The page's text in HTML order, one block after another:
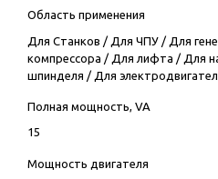
Область применения
Для Станков / Для ЧПУ/ Для
компрессора / Для лифта / Для
шпинделя / Для
Полная мощность, VA
15
Мощность двигателя